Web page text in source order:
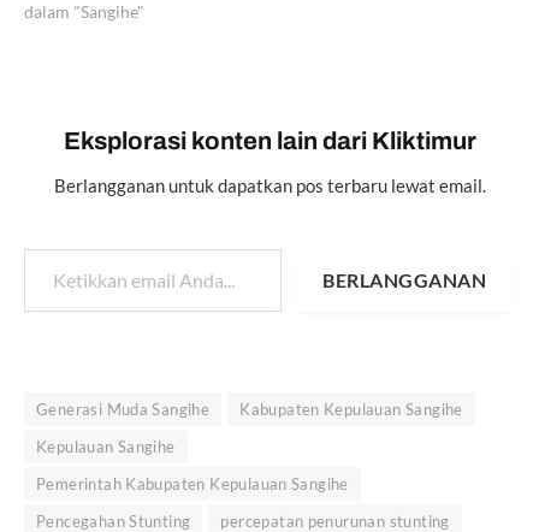
dalam "Sangihe"
Eksplorasi konten lain dari Kliktimur
Berlangganan untuk dapatkan pos terbaru lewat email.
Ketikkan email Anda...
BERLANGGANAN
Generasi Muda Sangihe
Kabupaten Kepulauan Sangihe
Kepulauan Sangihe
Pemerintah Kabupaten Kepulauan Sangihe
Pencegahan Stunting
percepatan penurunan stunting